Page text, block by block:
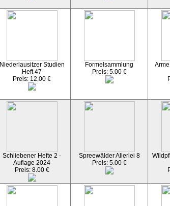
Niederlausitzer Studien
Heft 47
Preis: 12.00 €
Formelsammlung
Preis: 5.00 €
Schliebener Hefte 2 -
Auflage 2024
Preis: 8.00 €
Spreewälder Allerlei 8
Preis: 5.00 €